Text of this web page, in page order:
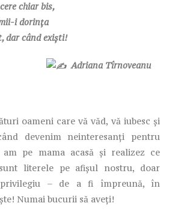
chiar bis,
i dorința
dar când exiști!
Adriana Tîrnoveanu
oameni care vă văd, vă iubesc și
devenim neinteresanți pentru
pe mama acasă și realizez ce
literele pe afișul nostru, doar
privilegiu – de a fi împreună, în
Numai bucurii să aveți!